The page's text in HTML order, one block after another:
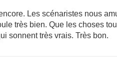
Les scénaristes nous
très bien. Que les choses
sonnent très vrais. Très bon.